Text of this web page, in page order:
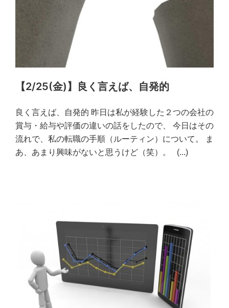
【2/25(金)】良く言えば、自発的
良く言えば、自発的 昨日は私が経験した２つの会社の
賞与・給与や評価の違いの話をしたので、 今日はその
流れで、私の転職の手順（ルーティン）について。 ま
あ、あまり興味がないと思うけど（笑）。 (...)